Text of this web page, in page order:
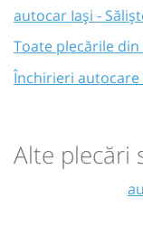
autocar Iași -
Toate plecările din
Închirieri autocare
Alte plecări